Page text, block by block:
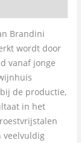
Brandini
wordt door
vanaf jonge
de productie,
in het
veelvuldig